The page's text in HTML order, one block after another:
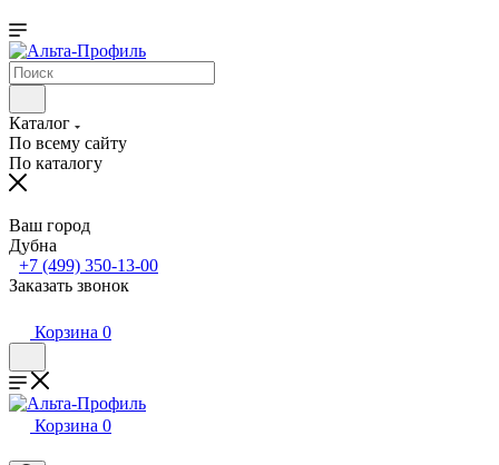
Каталог
По всему сайту
По каталогу
Ваш город
Дубна
+7 (499) 350-13-00
Заказать звонок
Корзина 0
Корзина 0